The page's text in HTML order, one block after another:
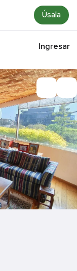
Úsala
Ingresar